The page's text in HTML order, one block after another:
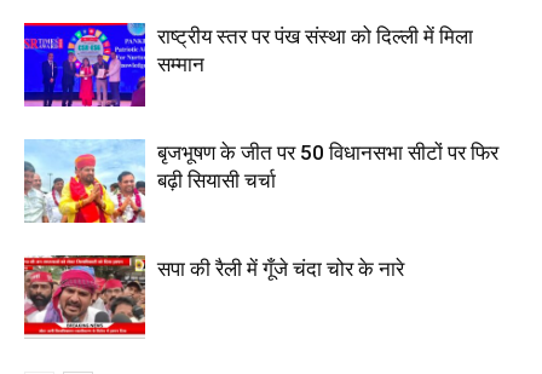
राष्ट्रीय स्तर पर पंख संस्था को दिल्ली में मिला
सम्मान
बृजभूषण के जीत पर 50 विधानसभा सीटों पर फिर
बढ़ी सियासी चर्चा
सपा की रैली में गूँजे चंदा चोर के नारे